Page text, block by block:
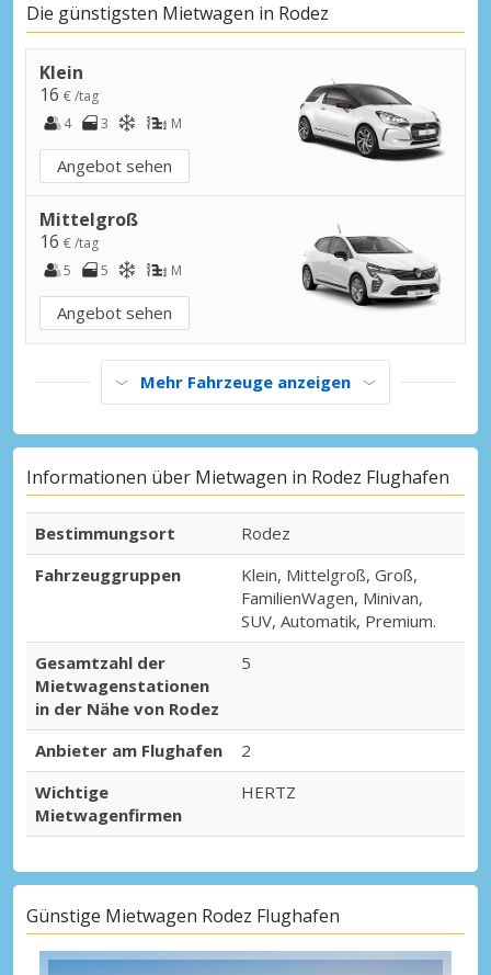
Die günstigsten Mietwagen in Rodez
Klein
16 € /tag
4
3 M
Angebot sehen
Mittelgroß
16 € /tag
5
5 M
Angebot sehen
Mehr Fahrzeuge anzeigen
Informationen über Mietwagen in Rodez Flughafen
Bestimmungsort
Rodez
Fahrzeuggruppen
Klein, Mittelgroß, Groß,
FamilienWagen, Minivan,
SUV, Automatik, Premium.
Gesamtzahl der
Mietwagenstationen
in der Nähe von Rodez
5
Anbieter am Flughafen
2
Wichtige
Mietwagenfirmen
HERTZ
Günstige Mietwagen Rodez Flughafen